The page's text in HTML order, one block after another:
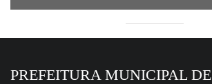
PREFEITURA MUNICIPAL DE